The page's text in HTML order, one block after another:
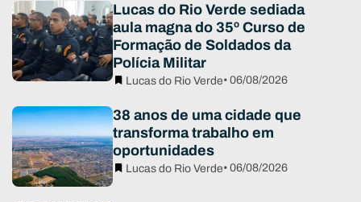
Lucas do Rio Verde sediada
aula magna do 35º Curso de
Formação de Soldados da
Polícia Militar
Lucas do Rio Verde• 06/08/2026
38 anos de uma cidade que
transforma trabalho em
oportunidades
Lucas do Rio Verde• 06/08/2026